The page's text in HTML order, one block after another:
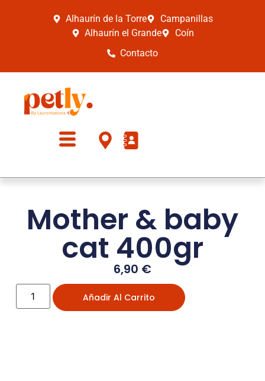
Alhaurín de la Torre
Campanillas
Alhaurín el Grande
Coín
Contacto
Mother & baby
cat 400gr
6,90 €
Añadir Al Carrito